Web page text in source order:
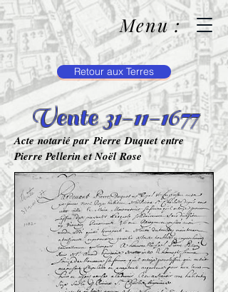
Menu :
Retour aux Terres
Vente 31-11-1677
Acte notarié par Pierre Duquet entre
Pierre Pellerin et Noël Rose